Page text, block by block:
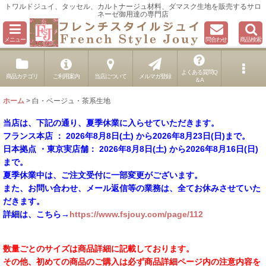
トワルドジュイ、タッセル、カルトナージュ材料、ダマスク生地を販売するサロ
ネーゼ御用達の専門店
メニュー 問合わせ 商品検索
商品カテゴリ ご利用案内 当店について メルマガ登録
よくある質問Q
＆A
ホーム > 白・ベージュ・茶系生地
当店は、下記の通り、夏季休業に入らせていただきます。
フランス本店 ： 2026年8月8日(土) から2026年8月23日(日)まで。
日本拠点 ・東京実店舗： 2026年8月8日(土) から2026年8月16日(日)
まで。
夏季休業中は、ご注文受付に一部変更がございます。
また、お問い合わせ、メール返信等の業務は、全てお休みさせていた
だきます。
詳細は、こちら→ https://www.fsjouy.com/page/112
数量ごとのサイズは商品詳細に記載しております。
その他、初めての商品のご購入は必ず商品詳細ページ内の注意内容を